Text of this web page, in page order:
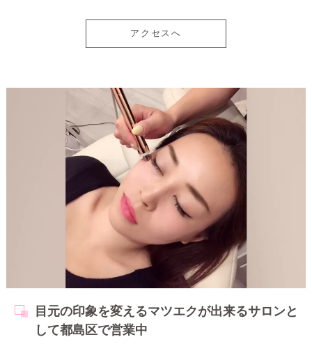
アクセスへ
目元の印象を変えるマツエクが出来るサロンと
して都島区で営業中